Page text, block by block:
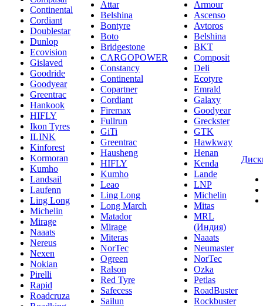
Continental
Cordiant
Doublestar
Dunlop
Ecovision
Gislaved
Goodride
Goodyear
Greentrac
Hankook
HIFLY
Ikon Tyres
ILINK
Kinforest
Kormoran
Kumho
Landsail
Laufenn
Ling Long
Michelin
Mirage
Naaats
Nereus
Nexen
Nokian
Pirelli
Rapid
Roadcruza
Attar
Belshina
Bontyre
Boto
Bridgestone
CARGOPOWER
Constancy
Continental
Copartner
Cordiant
Firemax
Fullrun
GiTi
Greentrac
Hausheng
HIFLY
Kumho
Leao
Ling Long
Long March
Matador
Mirage
Miteras
NorTec
Ogreen
Ralson
Red Tyre
Safecess
Sailun
Armour
Ascenso
Avtoros
Belshina
BKT
Composit
Deli
Ecotyre
Emrald
Galaxy
Goodyear
Greckster
GTK
Hawkway
Henan
Kenda
Lande
LNP
Michelin
Mitas
MRL
(Индия)
Naaats
Neumaster
NorTec
Ozka
Petlas
RoadBuster
Rockbuster